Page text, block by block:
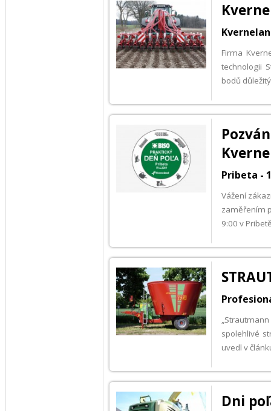
Firma
technologii
bodů
Pribeta -
Vážení
zaměřením
9:00 v
spolehlivé
uvedl v
Dni